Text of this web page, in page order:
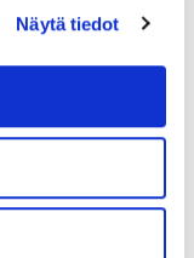
Näytä tiedot
että alueen
ja
kanssa on
täydentävän
Ne
Savossa